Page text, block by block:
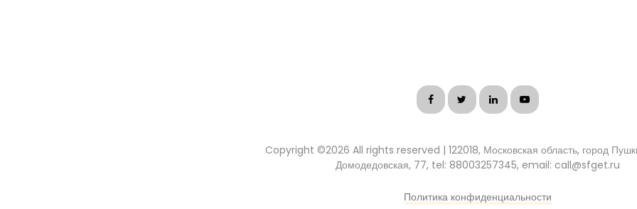
Copyright ©2026 All rights reserved | 122018, Московская область, город
Домодедовская, 77, tel: 88003257345, email: call@sfget.ru
Политика конфиденциальности